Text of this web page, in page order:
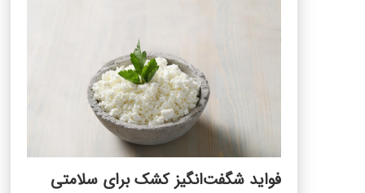
فواید شگفت‌انگیز کشک برای سلامتی